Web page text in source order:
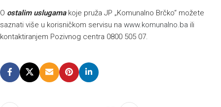
O ostalim uslugamakoje pruža JP „Komunalno Brčko“ možete
saznati više u korisničkom servisu na www.komunalno.ba ili
kontaktiranjem Pozivnog centra 0800 505 07.